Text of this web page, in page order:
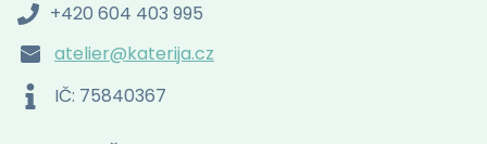
+420 604 403 995
atelier@katerija.cz
IČ: 75840367